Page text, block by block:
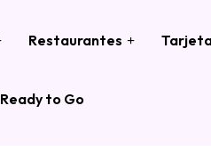
Restaurantes
Ready to Go